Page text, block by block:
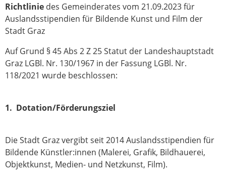
Richtlinie des Gemeinderates vom 21.09.2023 für
Auslandsstipendien für Bildende Kunst und Film der
Stadt Graz
Auf Grund § 45 Abs 2 Z 25 Statut der Landeshauptstadt
Graz LGBl. Nr. 130/1967 in der Fassung LGBl. Nr.
118/2021 wurde beschlossen:
1. Dotation/Förderungsziel
Die Stadt Graz vergibt seit 2014 Auslandsstipendien für
Bildende Künstler:innen (Malerei, Grafik, Bildhauerei,
Objektkunst, Medien- und Netzkunst, Film).